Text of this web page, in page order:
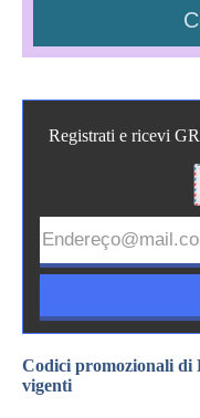
Registrati e ricevi
Codici promozionali di
vigenti